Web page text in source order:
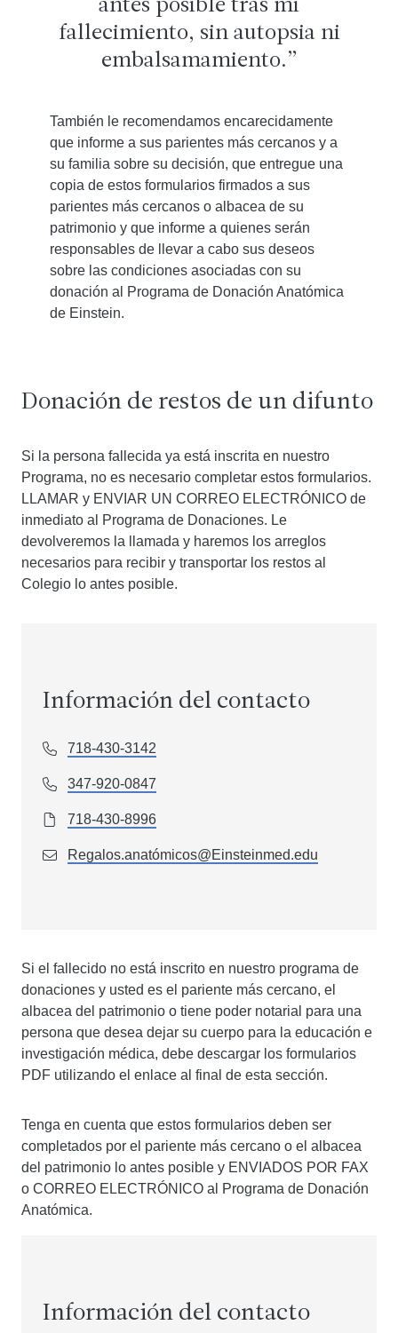
antes posible tras mi
fallecimiento, sin autopsia ni
embalsamamiento.
También le recomendamos encarecidamente
que informe a sus parientes más cercanos y a
su familia sobre su decisión, que entregue una
copia de estos formularios firmados a sus
parientes más cercanos o albacea de su
patrimonio y que informe a quienes serán
responsables de llevar a cabo sus deseos
sobre las condiciones asociadas con su
donación al Programa de Donación Anatómica
de Einstein.
Donación de restos de un difunto
Si la persona fallecida ya está inscrita en nuestro
Programa, no es necesario completar estos formularios.
LLAMAR y ENVIAR UN CORREO ELECTRÓNICO de
inmediato al Programa de Donaciones. Le
devolveremos la llamada y haremos los arreglos
necesarios para recibir y transportar los restos al
Colegio lo antes posible.
Información del contacto
718-430-3142
347-920-0847
718-430-8996
Regalos.anatómicos@Einsteinmed.edu
Si el fallecido no está inscrito en nuestro programa de
donaciones y usted es el pariente más cercano, el
albacea del patrimonio o tiene poder notarial para una
persona que desea dejar su cuerpo para la educación e
investigación médica, debe descargar los formularios
PDF utilizando el enlace al final de esta sección.
Tenga en cuenta que estos formularios deben ser
completados por el pariente más cercano o el albacea
del patrimonio lo antes posible y ENVIADOS POR FAX
o CORREO ELECTRÓNICO al Programa de Donación
Anatómica.
Información del contacto